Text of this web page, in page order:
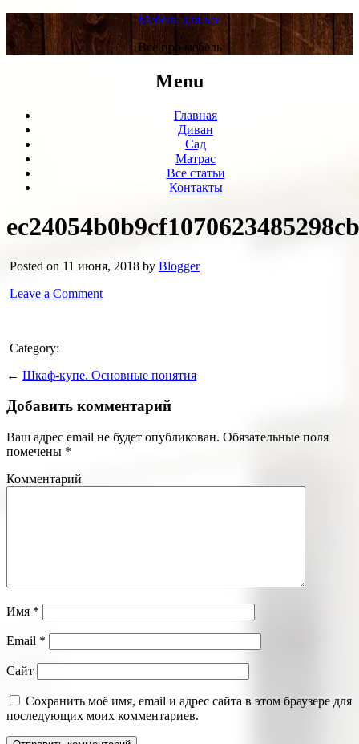
Мебель для вас
Все про мебель
Menu
Главная
Диван
Сад
Матрас
Все статьи
Контакты
Posted on 11 июня, 2018 by Blogger
Leave a Comment
Category:
← Шкаф-купе. Основные понятия
Добавить комментарий
Ваш адрес email не будет опубликован. Обязательные поля
помечены *
Комментарий
Имя *
Email *
Сайт
Сохранить моё имя, email и адрес сайта в этом браузере для
последующих моих комментариев.